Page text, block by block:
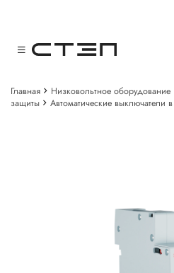
Главная Низковольтное оборудование
защиты
Автоматические выключатели